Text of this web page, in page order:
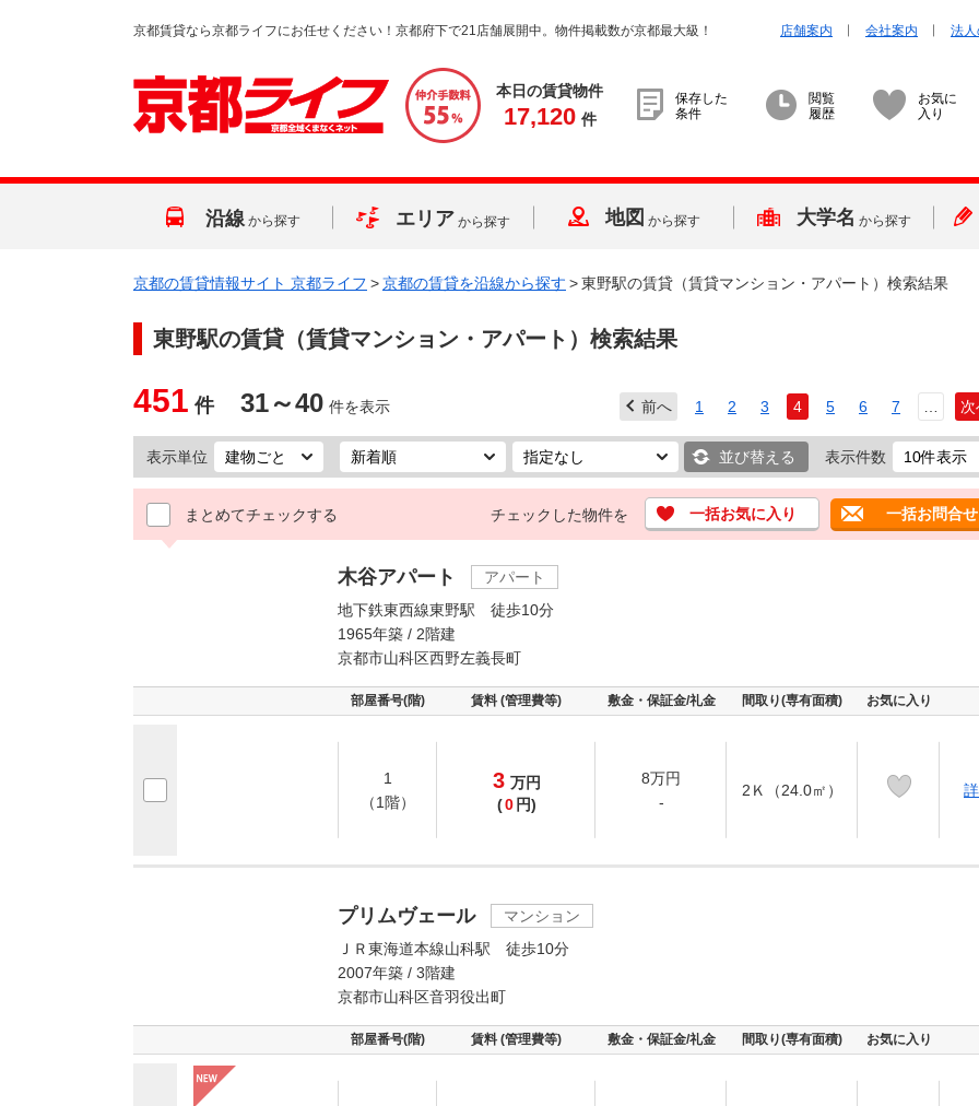
京都賃貸なら京都ライフにお任せください！京都府下で21店舗展開中。物件掲載数が京都最大級！ 店舗案内 会社案内 法
本日の賃貸物件
17,120 件
保存した
条件
閲覧
履歴
お気に
入り
沿線 から探す エリア から探す 地図 から探す 大学名 から探す
京都の賃貸情報サイト 京都ライフ >京都の賃貸を沿線から探す >東野駅の賃貸（賃貸マンション・アパート）検索結果
東野駅の賃貸（賃貸マンション・アパート）検索結果
451 件 31～40 件を表示 前へ 1 2 3 4 5 6 7
表示単位 並び替える 表示件数
まとめてチェックする チェックした物件を 一括お気に入り 一括お問合せ
木谷アパート
アパート
地下鉄東西線東野駅 徒歩10分
1965年築 / 2階建
京都市山科区西野左義長町
部屋番号(階) 賃料 (管理費等) 敷金・保証金/礼金 間取り(専有面積) お気に入り
1
（1階）
3 万円
(0 円)
8万円
-
2Ｋ（24.0㎡）
プリムヴェール
マンション
ＪＲ東海道本線山科駅 徒歩10分
2007年築 / 3階建
京都市山科区音羽役出町
部屋番号(階) 賃料 (管理費等) 敷金・保証金/礼金 間取り(専有面積) お気に入り